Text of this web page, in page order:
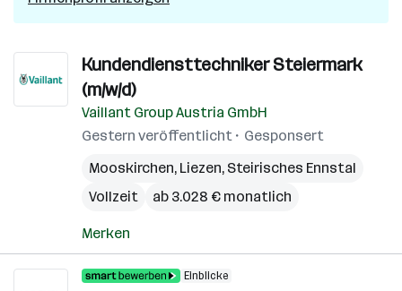
Kundendiensttechniker Steiermark
(m/w/d)
Vaillant Group Austria GmbH
Gestern veröffentlicht
Gesponsert
Mooskirchen, Liezen, Steirisches Ennstal
Vollzeit
ab 3.028 € monatlich
Merken
Einblicke